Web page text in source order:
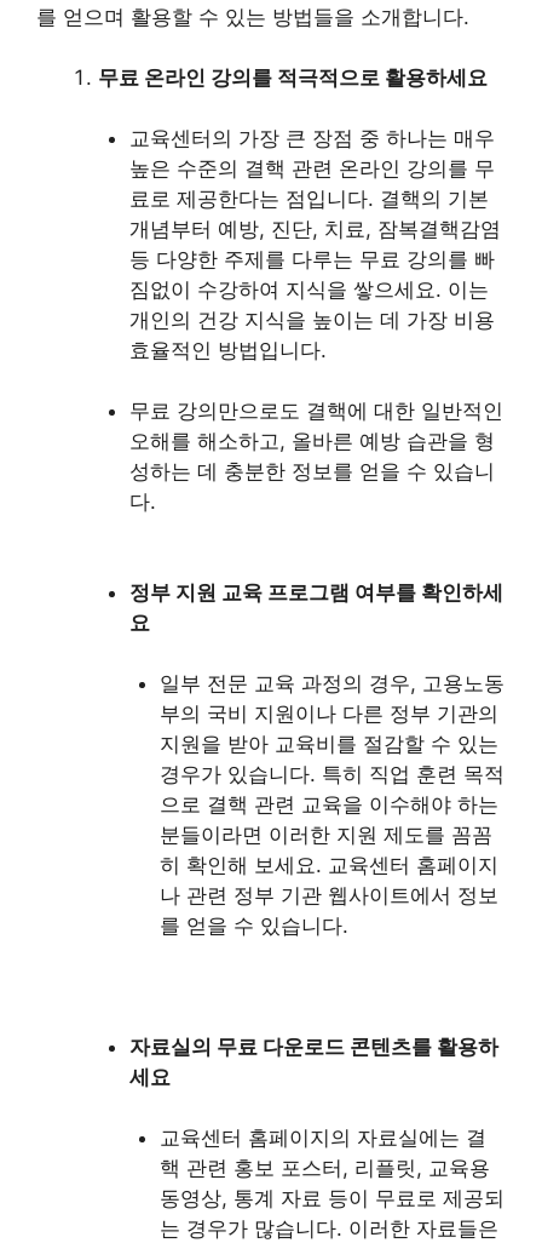
를 얻으며 활용할 수 있는 방법들을 소개합니다.
무료 온라인 강의를 적극적으로 활용하세요
교육센터의 가장 큰 장점 중 하나는 매우
높은 수준의 결핵 관련 온라인 강의를 무
료로 제공한다는 점입니다. 결핵의 기본
개념부터 예방, 진단, 치료, 잠복결핵감염
등 다양한 주제를 다루는 무료 강의를 빠
짐없이 수강하여 지식을 쌓으세요. 이는
개인의 건강 지식을 높이는 데 가장 비용
효율적인 방법입니다.
무료 강의만으로도 결핵에 대한 일반적인
오해를 해소하고, 올바른 예방 습관을 형
성하는 데 충분한 정보를 얻을 수 있습니
다.
정부 지원 교육 프로그램 여부를 확인하세
요
일부 전문 교육 과정의 경우, 고용노동
부의 국비 지원이나 다른 정부 기관의
지원을 받아 교육비를 절감할 수 있는
경우가 있습니다. 특히 직업 훈련 목적
으로 결핵 관련 교육을 이수해야 하는
분들이라면 이러한 지원 제도를 꼼꼼
히 확인해 보세요. 교육센터 홈페이지
나 관련 정부 기관 웹사이트에서 정보
를 얻을 수 있습니다.
자료실의 무료 다운로드 콘텐츠를 활용하
세요
교육센터 홈페이지의 자료실에는 결
핵 관련 홍보 포스터, 리플릿, 교육용
동영상, 통계 자료 등이 무료로 제공되
는 경우가 많습니다. 이러한 자료들은